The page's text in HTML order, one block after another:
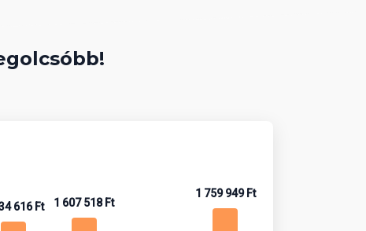
616 Ft 1 607 518 Ft
1 759 949 Ft